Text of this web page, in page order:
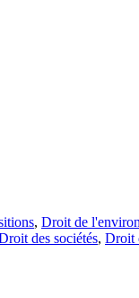
, Droit de
des sociétés, Droit